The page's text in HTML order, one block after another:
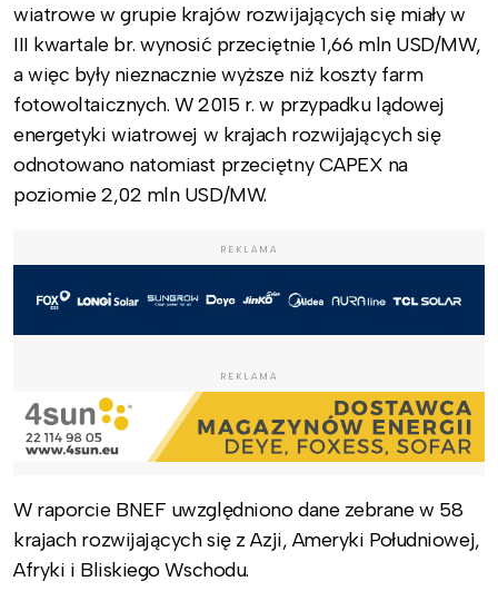
wiatrowe w grupie krajów rozwijających się miały w
III kwartale br. wynosić przeciętnie 1,66 mln USD/MW,
a więc były nieznacznie wyższe niż koszty farm
fotowoltaicznych. W 2015 r. w przypadku lądowej
energetyki wiatrowej w krajach rozwijających się
odnotowano natomiast przeciętny CAPEX na
poziomie 2,02 mln USD/MW.
REKLAMA
REKLAMA
W raporcie BNEF uwzględniono dane zebrane w 58
krajach rozwijających się z Azji, Ameryki Południowej,
Afryki i Bliskiego Wschodu.